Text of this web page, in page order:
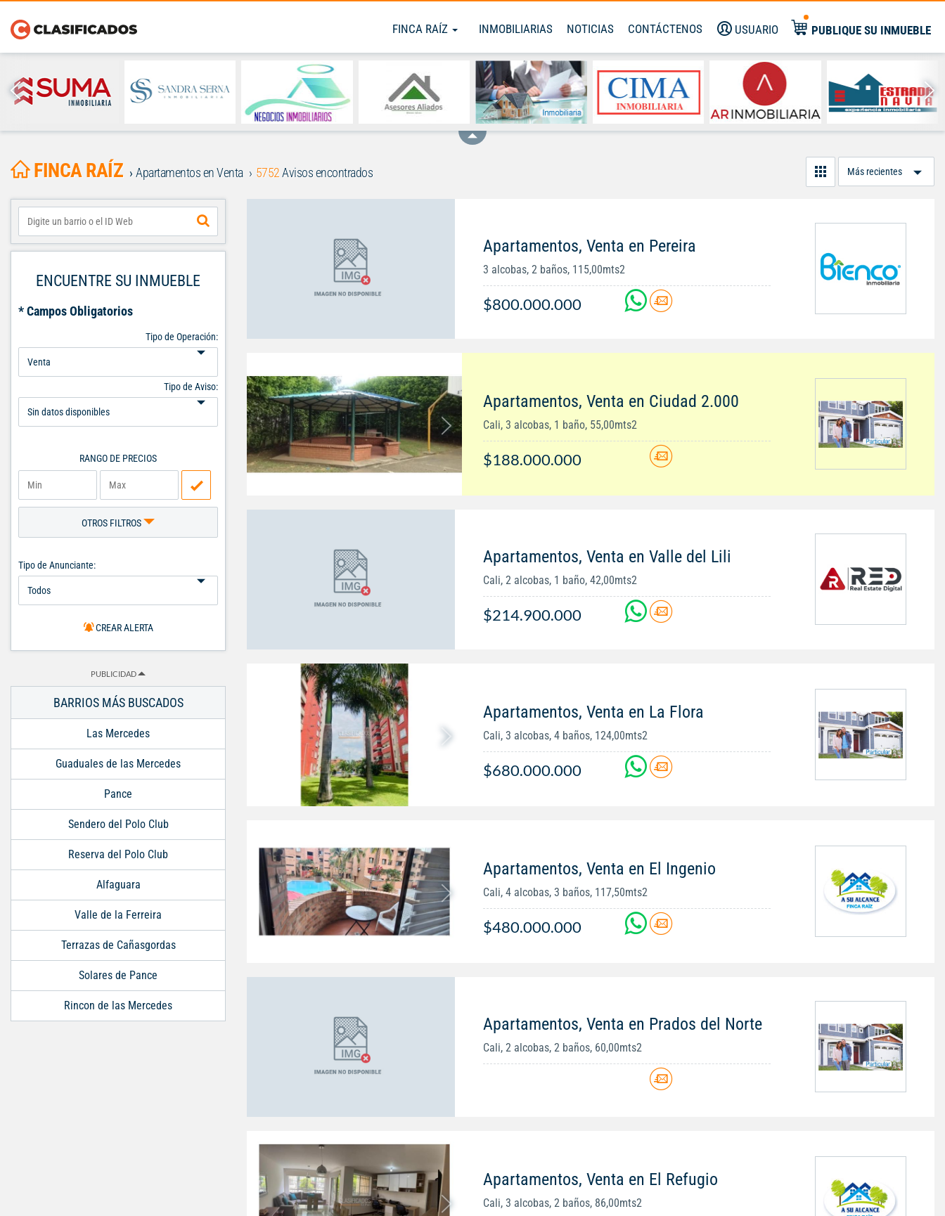
FINCA RAÍZ INMOBILIARIAS NOTICIAS CONTÁCTENOS USUARIO PUBLIQUE SU INMUEBLE
FINCA RAÍZ Apartamentos en Venta 5752Avisos encontrados
Apartamentos, Venta en Pereira
3 alcobas, 2 baños, 115,00mts2
$800.000.000
Apartamentos, Venta en Ciudad 2.000
Cali, 3 alcobas, 1 baño, 55,00mts2
$188.000.000
Apartamentos, Venta en Valle del Lili
Cali, 2 alcobas, 1 baño, 42,00mts2
$214.900.000
Apartamentos, Venta en La Flora
Cali, 3 alcobas, 4 baños, 124,00mts2
$680.000.000
Apartamentos, Venta en El Ingenio
Cali, 4 alcobas, 3 baños, 117,50mts2
$480.000.000
Apartamentos, Venta en Prados del Norte
Cali, 2 alcobas, 2 baños, 60,00mts2
Apartamentos, Venta en El Refugio
Cali, 3 alcobas, 2 baños, 86,00mts2
ENCUENTRE SU INMUEBLE
* Campos Obligatorios
Tipo de Operación:
Tipo de Aviso:
RANGO DE PRECIOS
OTROS FILTROS
Tipo de Anunciante:
CREAR ALERTA
PUBLICIDAD
BARRIOS MÁS BUSCADOS
Las Mercedes
Guaduales de las Mercedes
Pance
Sendero del Polo Club
Reserva del Polo Club
Alfaguara
Valle de la Ferreira
Terrazas de Cañasgordas
Solares de Pance
Rincon de las Mercedes